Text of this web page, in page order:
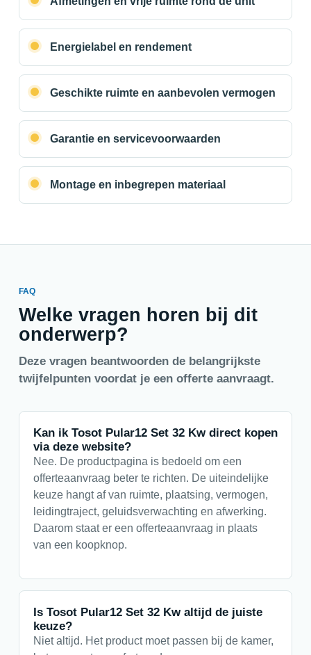
Energielabel en rendement
Geschikte ruimte en aanbevolen vermogen
Garantie en servicevoorwaarden
Montage en inbegrepen materiaal
FAQ
Welke vragen horen bij dit
onderwerp?
Deze vragen beantwoorden de belangrijkste
twijfelpunten voordat je een offerte aanvraagt.
Kan ik Tosot Pular12 Set 32 Kw direct kopen
via deze website?
Nee. De productpagina is bedoeld om een
offerteaanvraag beter te richten. De uiteindelijke
keuze hangt af van ruimte, plaatsing, vermogen,
leidingtraject, geluidsverwachting en afwerking.
Daarom staat er een offerteaanvraag in plaats
van een koopknop.
Is Tosot Pular12 Set 32 Kw altijd de juiste
keuze?
Niet altijd. Het product moet passen bij de kamer,